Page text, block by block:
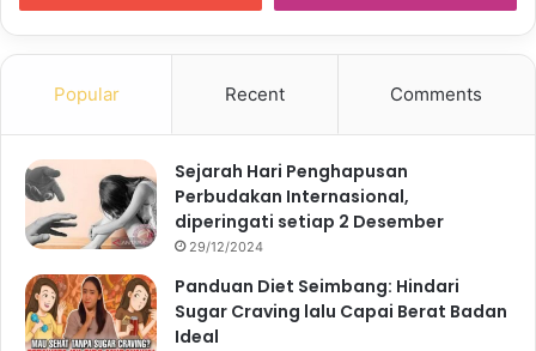
Popular Recent Comments
Sejarah Hari Penghapusan
Perbudakan Internasional,
diperingati setiap 2 Desember
29/12/2024
Panduan Diet Seimbang: Hindari
Sugar Craving lalu Capai Berat Badan
Ideal